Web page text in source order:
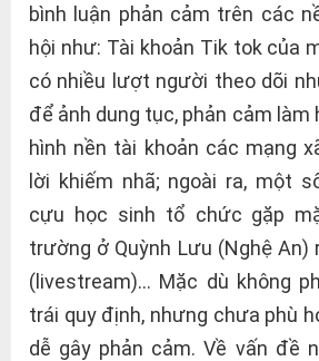
bình luận phản cảm trên các
hội như: Tài khoản Tik tok của
có nhiều lượt người theo dõi
để ảnh dung tục, phản cảm làm
hình nền tài khoản các mạng
lời khiếm nhã; ngoài ra, một
cựu học sinh tổ chức gặp
trường ở Quỳnh Lưu (Nghệ
(livestream)… Mặc dù không
trái quy định, nhưng chưa phù
dễ gây phản cảm. Về vấn đề